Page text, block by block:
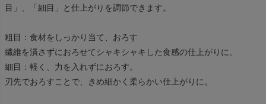
目」、「細目」と仕上がりを調節できます。
粗目：食材をしっかり当て、おろす
繊維を潰さずにおろせてシャキシャキした食感の仕上がりに。
細目：軽く、力を入れずにおろす。
刃先でおろすことで、きめ細かく柔らかい仕上がりに。